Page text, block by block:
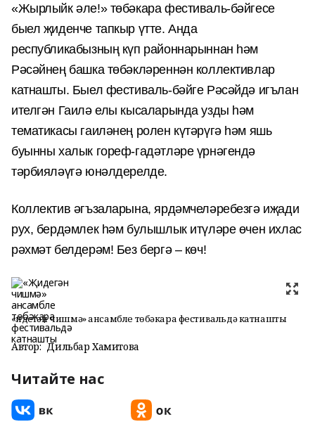
«Жырлыйк әле!» төбәкара фестиваль-бәйгесе
быел җиденче тапкыр үтте. Анда
республикабызның күп районнарыннан һәм
Рәсәйнең башка төбәкләреннән коллективлар
катнашты. Быел фестиваль-бәйге Рәсәйдә игълан
ителгән Гаилә елы кысаларында узды һәм
тематикасы гаиләнең ролен күтәрүгә һәм яшь
буынны халык гореф-гадәтләре үрнәгендә
тәрбияләүгә юнәлдерелде.
Коллектив әгъзаларына, ярдәмчеләребезгә иҗади
рух, бердәмлек һәм булышлык итүләре өчен ихлас
рәхмәт белдерәм! Без бергә – көч!
«Җидегән чишмә» ансамбле төбәкара фестивальдә катнашты
Автор: Дильбар Хамитова
Читайте нас